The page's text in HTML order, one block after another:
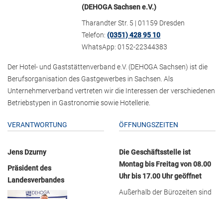
(DEHOGA Sachsen e.V.)
Tharandter Str. 5 | 01159 Dresden
Telefon:(0351) 428 95 10
WhatsApp: 0152-22344383
Der Hotel- und Gaststättenverband e.V. (DEHOGA Sachsen) ist die
Berufsorganisation des Gastgewerbes in Sachsen. Als
Unternehmerverband vertreten wir die Interessen der verschiedenen
Betriebstypen in Gastronomie sowie Hotellerie.
VERANTWORTUNG
Jens Dzurny
Präsident des
Landesverbandes
ÖFFNUNGSZEITEN
Die Geschäftsstelle ist
Montag bis Freitag von 08.00
Uhr bis 17.00 Uhr geöffnet
Außerhalb der Bürozeiten sind